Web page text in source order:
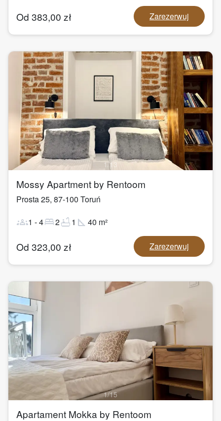
Od 383,00 zł Zarezerwuj
1 /13
Mossy Apartment by Rentoom
Prosta 25, 87-100 Toruń
groups1 -4bed2bathtub1 square_foot 40 m²
Od 323,00 zł Zarezerwuj
1/15
Apartament Mokka by Rentoom